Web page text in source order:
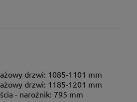
drzwi: 1085-1101 mm
drzwi: 1185-1201 mm
- narożnik: 795 mm